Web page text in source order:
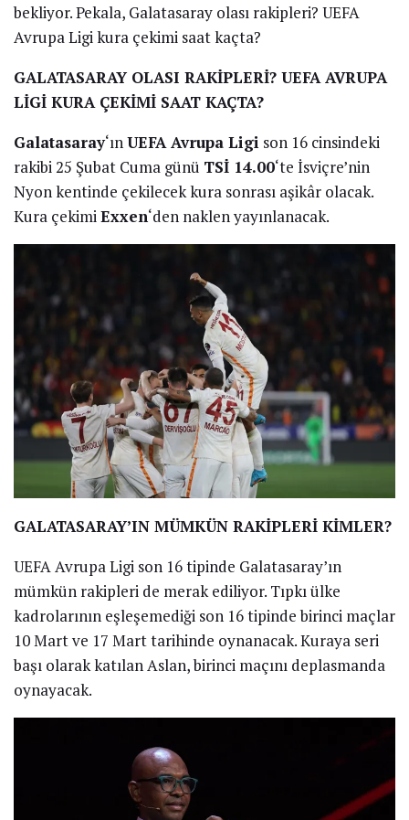
bekliyor. Pekala, Galatasaray olası rakipleri? UEFA
Avrupa Ligi kura çekimi saat kaçta?
GALATASARAY OLASI RAKİPLERİ? UEFA AVRUPA
LİGİ KURA ÇEKİMİ SAAT KAÇTA?
Galatasaray‘ın UEFA Avrupa Ligi son 16 cinsindeki
rakibi 25 Şubat Cuma günü TSİ 14.00‘te İsviçre’nin
Nyon kentinde çekilecek kura sonrası aşikâr olacak.
Kura çekimi Exxen‘den naklen yayınlanacak.
GALATASARAY’IN MÜMKÜN RAKİPLERİ KİMLER?
UEFA Avrupa Ligi son 16 tipinde Galatasaray’ın
mümkün rakipleri de merak ediliyor. Tıpkı ülke
kadrolarının eşleşemediği son 16 tipinde birinci maçlar
10 Mart ve 17 Mart tarihinde oynanacak. Kuraya seri
başı olarak katılan Aslan, birinci maçını deplasmanda
oynayacak.